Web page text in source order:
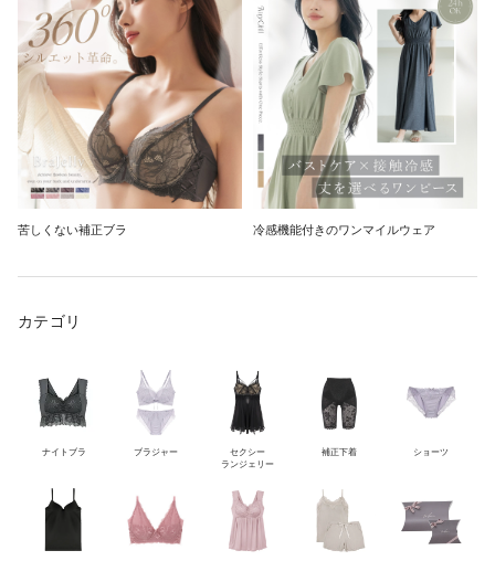
苦しくない補正ブラ 冷感機能付きのワンマイルウェア
カテゴリ
ナイトブラ ブラジャー
セクシー
ランジェリー
補正下着 ショーツ